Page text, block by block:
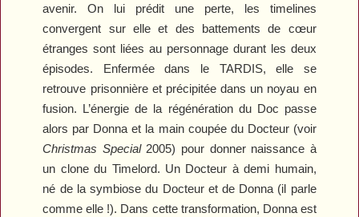
avenir. On lui prédit une perte, les timelines
convergent sur elle et des battements de cœur
étranges sont liées au personnage durant les deux
épisodes. Enfermée dans le TARDIS, elle se
retrouve prisonnière et précipitée dans un noyau en
fusion. L’énergie de la régénération du Doc passe
alors par Donna et la main coupée du Docteur (voir
Christmas Special2005) pour donner naissance à
un clone du Timelord. Un Docteur à demi humain,
né de la symbiose du Docteur et de Donna (il parle
comme elle !). Dans cette transformation, Donna est